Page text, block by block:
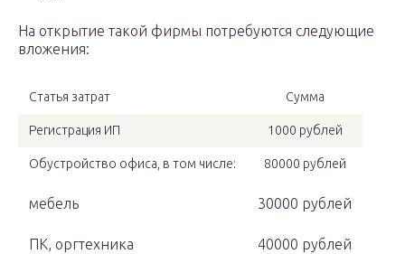
На открытие такой фирмы потребуются следующие
вложения:
Статья затрат Сумма
Регистрация ИП 1000 рублей
Обустройство офиса, в том числе:
мебель
ПК, оргтехника
80000 рублей
30000 рублей
40000 рублей